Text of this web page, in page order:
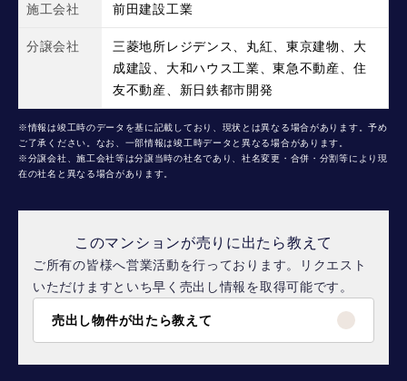
施工会社 前田建設工業
分譲会社
三菱地所レジデンス、丸紅、東京建物、大
成建設、大和ハウス工業、東急不動産、住
友不動産、新日鉄都市開発
※情報は竣工時のデータを基に記載しており、現状とは異なる場合があります。予め
ご了承ください。なお、一部情報は竣工時データと異なる場合があります。
※分譲会社、施工会社等は分譲当時の社名であり、社名変更・合併・分割等により現
在の社名と異なる場合があります。
このマンションが売りに出たら教えて
ご所有の皆様へ営業活動を行っております。リクエスト
いただけますといち早く売出し情報を取得可能です。
売出し物件が出たら教えて